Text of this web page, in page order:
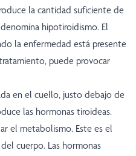
la cantidad suficiente de
hipotiroidismo. El
la enfermedad está presente
puede provocar
en el cuello, justo debajo de
las hormonas tiroideas.
el metabolismo. Este es el
cuerpo. Las hormonas